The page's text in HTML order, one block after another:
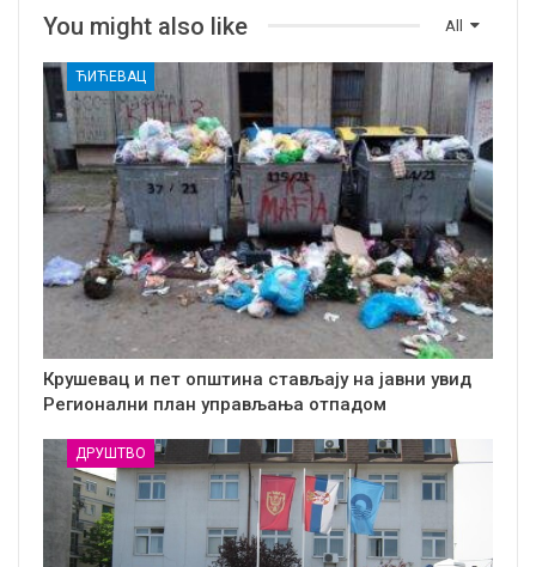
All
You might also like
ЋИЋЕВАЦ
Крушевац и пет општина стављају на јавни увид
Регионални план управљања отпадом
ДРУШТВО